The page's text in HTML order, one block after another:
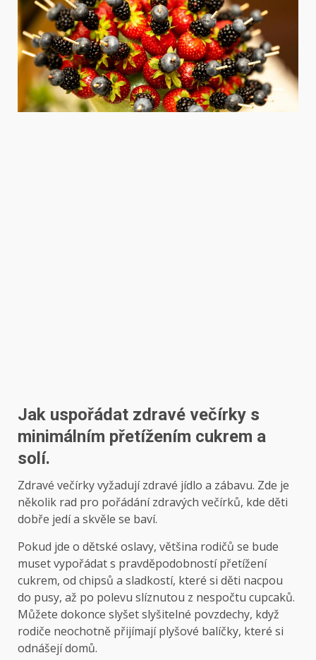
Jak uspořádat zdravé večírky s
minimálním přetížením cukrem a
solí.
Zdravé večírky vyžadují zdravé jídlo a zábavu. Zde je
několik rad pro pořádání zdravých večírků, kde děti
dobře jedí a skvěle se baví.
Pokud jde o dětské oslavy, většina rodičů se bude
muset vypořádat s pravděpodobností přetížení
cukrem, od chipsů a sladkostí, které si děti nacpou
do pusy, až po polevu slíznutou z nespočtu cupcaků.
Můžete dokonce slyšet slyšitelné povzdechy, když
rodiče neochotně přijímají plyšové balíčky, které si
odnášejí domů.